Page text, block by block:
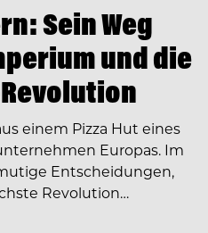
Sein Weg
und die
einem Pizza Hut eines
Europas. Im
Entscheidungen,
Revolution…